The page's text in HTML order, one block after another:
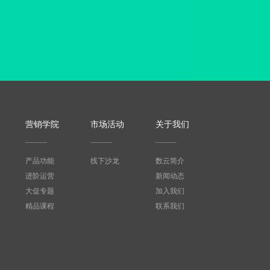
营销学院
产品功能
进阶运营
大促专题
精品课程
市场活动
线下沙龙
关于我们
数云简介
新闻动态
加入我们
联系我们